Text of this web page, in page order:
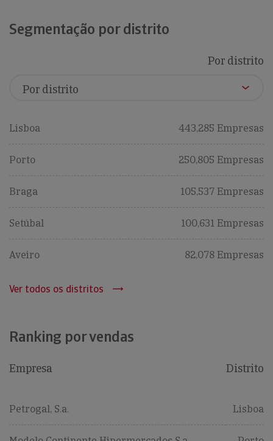
Segmentação por distrito
Por distrito
Lisboa 443,285 Empresas
Porto 250,805 Empresas
Braga 105,537 Empresas
Setúbal 100,631 Empresas
Aveiro 82,078 Empresas
Ver todos os distritos
Ranking por vendas
Empresa Distrito
Petrogal, S.a. Lisboa